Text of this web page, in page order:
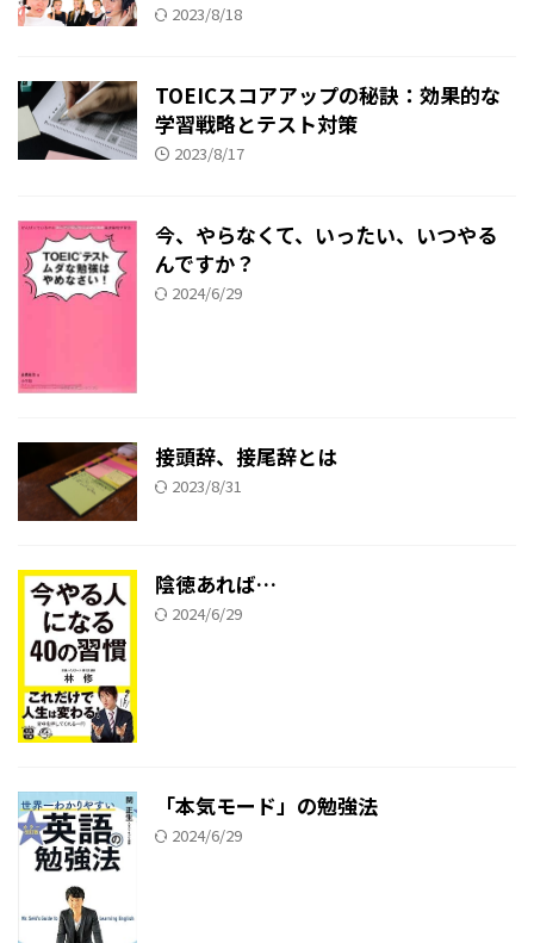
2023/8/18
TOEICスコアアップの秘訣：効果的な
学習戦略とテスト対策
2023/8/17
今、やらなくて、いったい、いつやる
んですか？
2024/6/29
接頭辞、接尾辞とは
2023/8/31
陰徳あれば…
2024/6/29
「本気モード」の勉強法
2024/6/29